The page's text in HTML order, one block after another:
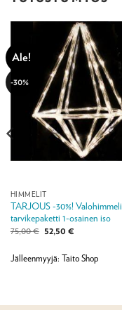
Ale!
-30%
HIMMELIT
TARJOUS -30%! Valohimmeli
tarvikepaketti 1-osainen iso
75,00€ Alkuperäinen
hinta
75,00 €.
52,50 €Nykyinen
52,50 €.
Jälleenmyyjä: Taito Shop